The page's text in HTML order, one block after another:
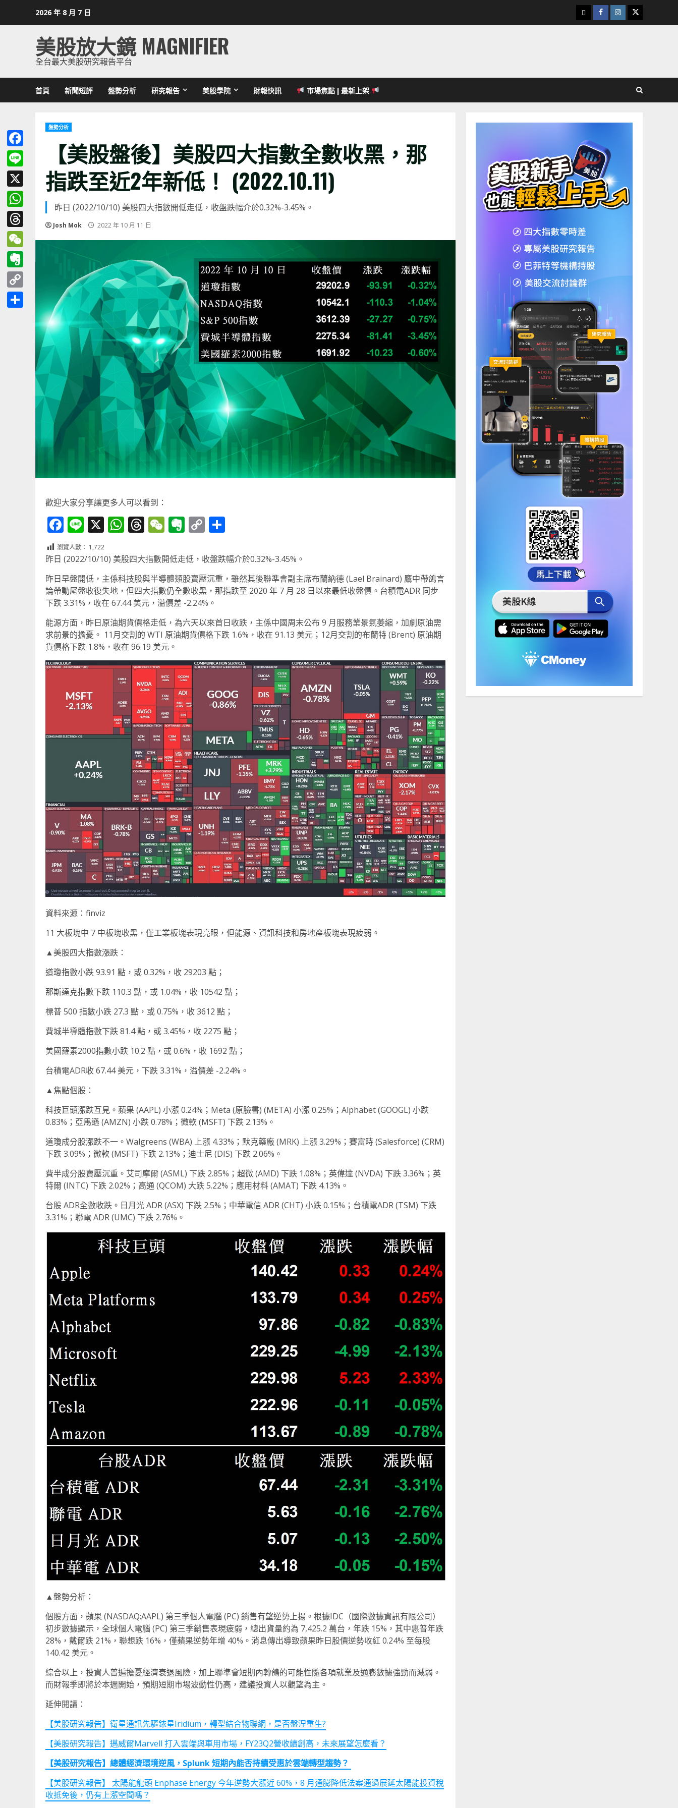
2026 年 8 月 7 日
下
載
Facebook
Instagram
Twitter
美股放大鏡 MAGNIFIER
全台最大美股研究報告平台
首頁 新聞短評 盤勢分析 研究報告 美股學院 財報快訊 市場焦點 | 最新上架
盤勢分析
【美股盤後】美股四大指數全數收黑，那
指跌至近2年新低！ (2022.10.11)
昨日 (2022/10/10) 美股四大指數開低走低，收盤跌幅介於0.32%-3.45%。
Josh Mok 2022 年 10 月 11 日
歡迎大家分享讓更多人可以看到：
Facebook
Line
X WhatsApp
Threads
WeChat
Evernote
Copy
瀏覽人數： 1,722
昨日 (2022/10/10) 美股四大指數開低走低，收盤跌幅介於0.32%-3.45%。
昨日早盤開低，主係科技股與半導體類股賣壓沉重，雖然其後聯準會副主席布蘭納德 (Lael Brainard) 鷹中帶鴿言
論帶動尾盤收復失地，但四大指數仍全數收黑，那指跌至 2020 年 7 月 28 日以來最低收盤價。台積電ADR 同步
下跌 3.31%，收在 67.44 美元，溢價差 -2.24%。
能源方面，昨日原油期貨價格走低，為六天以來首日收跌，主係中國周末公布 9 月服務業景氣萎縮，加劇原油需
求前景的擔憂。 11月交割的 WTI 原油期貨價格下跌 1.6%，收在 91.13 美元；12月交割的布蘭特 (Brent) 原油期
貨價格下跌 1.8%，收在 96.19 美元。
資料來源：finviz
11 大板塊中 7 中板塊收黑，僅工業板塊表現亮眼，但能源、資訊科技和房地產板塊表現疲弱。
▲美股四大指數漲跌：
道瓊指數小跌 93.91 點，或 0.32%，收 29203 點；
那斯達克指數下跌 110.3 點，或 1.04%，收 10542 點；
標普 500 指數小跌 27.3 點，或 0.75%，收 3612 點；
費城半導體指數下跌 81.4 點，或 3.45%，收 2275 點；
美國羅素2000指數小跌 10.2 點，或 0.6%，收 1692 點；
台積電ADR收 67.44 美元，下跌 3.31%，溢價差 -2.24%。
▲焦點個股：
科技巨頭漲跌互見。蘋果 (AAPL) 小漲 0.24%；Meta (原臉書) (META) 小漲 0.25%；Alphabet (GOOGL) 小跌
0.83%；亞馬遜 (AMZN) 小跌 0.78%；微軟 (MSFT) 下跌 2.13%。
道瓊成分股漲跌不一。Walgreens (WBA) 上漲 4.33%；默克藥廠 (MRK) 上漲 3.29%；賽富時 (Salesforce) (CRM)
下跌 3.09%；微軟 (MSFT) 下跌 2.13%；迪士尼 (DIS) 下跌 2.06%。
費半成分股賣壓沉重。艾司摩爾 (ASML) 下跌 2.85%；超微 (AMD) 下跌 1.08%；英偉達 (NVDA) 下跌 3.36%；英
特爾 (INTC) 下跌 2.02%；高通 (QCOM) 大跌 5.22%；應用材料 (AMAT) 下跌 4.13%。
台股 ADR全數收跌。日月光 ADR (ASX) 下跌 2.5%；中華電信 ADR (CHT) 小跌 0.15%；台積電ADR (TSM) 下跌
3.31%；聯電 ADR (UMC) 下跌 2.76%。
▲盤勢分析：
個股方面，蘋果 (NASDAQ:AAPL) 第三季個人電腦 (PC) 銷售有望逆勢上揚。根據IDC（國際數據資訊有限公司）
初步數據顯示，全球個人電腦 (PC) 第三季銷售表現疲弱，總出貨量約為 7,425.2 萬台，年跌 15%，其中惠普年跌
28%，戴爾跌 21%，聯想跌 16%，僅蘋果逆勢年增 40%。消息傳出導致蘋果昨日股價逆勢收紅 0.24% 至每股
140.42 美元。
綜合以上，投資人普遍擔憂經濟衰退風險，加上聯準會短期內轉鴿的可能性隨各項就業及通膨數據強勁而減弱。
而財報季即將於本週開始，預期短期市場波動性仍高，建議投資人以觀望為主。
延伸閱讀：
【美股研究報告】衛星通訊先驅銥星Iridium，轉型結合物聯網，是否盤涅重生?
【美股研究報告】邁威爾Marvell 打入雲端與車用市場，FY23Q2營收續創高，未來展望怎麼看？
【美股研究報告】總體經濟環境逆風， Splunk短期內能否持續受惠於雲端轉型趨勢？
【美股研究報告】 太陽能龍頭 Enphase Energy 今年逆勢大漲近 60%，8 月通膨降低法案通過展延太陽能投資稅
收抵免後，仍有上漲空間嗎？
Facebook
Line
X
WhatsApp
Threads
WeChat
Evernote
Copy